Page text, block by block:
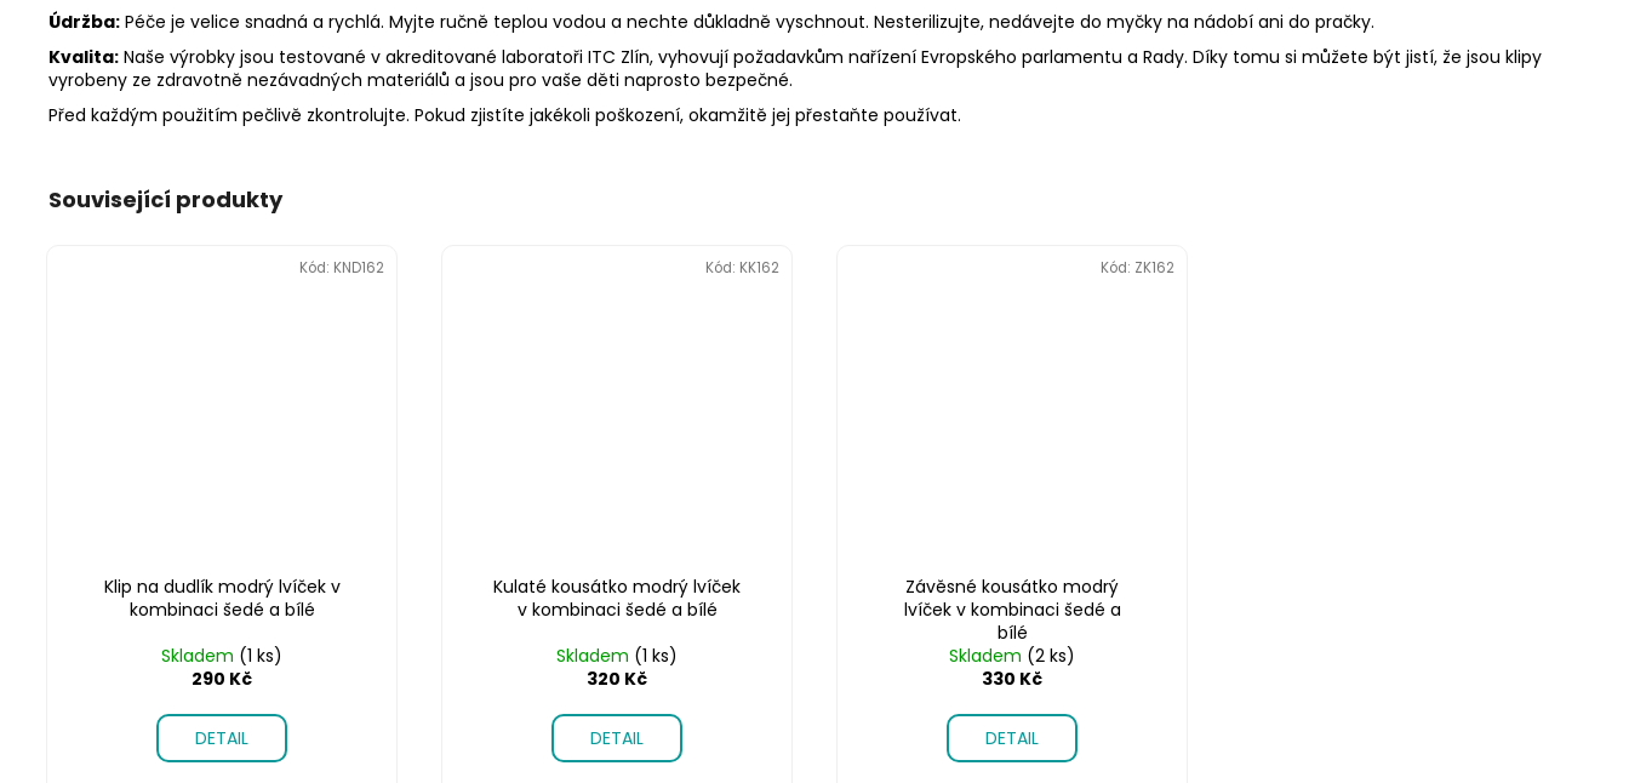
Údržba: Péče je velice snadná a rychlá. Myjte ručně teplou vodou a nechte důkladně vyschnout. Nesterilizujte, nedávejte do myčky na nádobí ani do pračky.
Kvalita: Naše výrobky jsou testované v akreditované laboratoři ITC Zlín, vyhovují požadavkům nařízení Evropského parlamentu a Rady. Díky tomu si můžete být jistí, že jsou klipy
vyrobeny ze zdravotně nezávadných materiálů a jsou pro vaše děti naprosto bezpečné.
Před každým použitím pečlivě zkontrolujte. Pokud zjistíte jakékoli poškození, okamžitě jej přestaňte používat.
Související produkty
Klip na dudlík modrý lvíček v
kombinaci šedé a bílé
Skladem (1 ks)
290 Kč
DETAIL
Kód: KND162
Kulaté kousátko modrý lvíček
v kombinaci šedé a bílé
Skladem (1 ks)
320 Kč
DETAIL
Kód: KK162
Závěsné kousátko modrý
lvíček v kombinaci šedé a
bílé
Skladem (2 ks)
330 Kč
DETAIL
Kód: ZK162